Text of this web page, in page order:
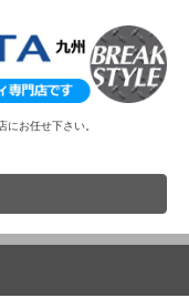
お任せ下さい。